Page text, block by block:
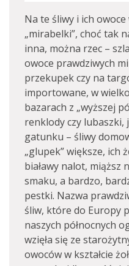
Na te śliwy i ich
„mirabelki”, choć tak
inna, można rzec –
owoce prawdziwych
przekupek czy na
importowane, w
bazarach z „wyższej
renklody czy
gatunku – śliwy
„glupek” większe, ich
białawy nalot, miąższ
smaku, a bardzo,
pestki. Nazwa
śliw, które do Europy
naszych północnych
wzięła się ze
owoców w kształcie